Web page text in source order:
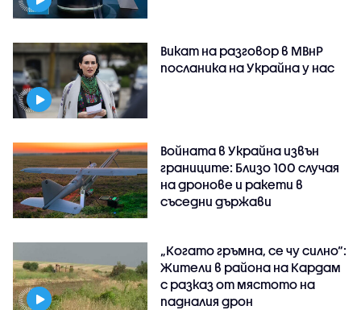
Викат на разговор в МВнР
посланика на Украйна у нас
Войната в Украйна извън
границите: Близо 100 случая
на дронове и ракети в
съседни държави
„Когато гръмна, се чу силно“:
Жители в района на Кардам
с разказ от мястото на
падналия дрон